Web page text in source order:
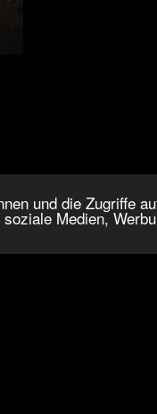
und die Zugriffe
Medien,